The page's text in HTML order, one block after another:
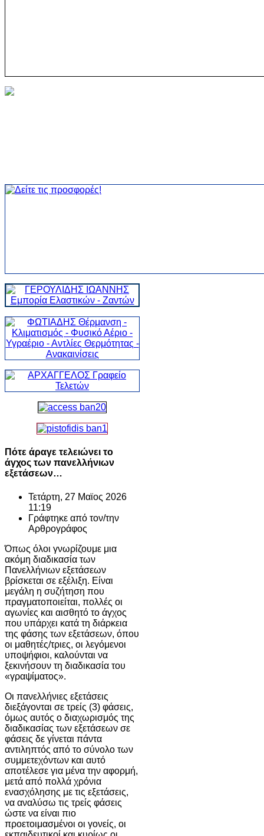
Πότε άραγε τελειώνει το
άγχος των πανελλήνιων
εξετάσεων…
Τετάρτη, 27 Μαϊος 2026
11:19
Γράφτηκε από τον/την
Αρθρογράφος
Όπως όλοι γνωρίζουμε μια
ακόμη διαδικασία των
Πανελλήνιων εξετάσεων
βρίσκεται σε εξέλιξη. Είναι
μεγάλη η συζήτηση που
πραγματοποιείται, πολλές οι
αγωνίες και αισθητό το άγχος
που υπάρχει κατά τη διάρκεια
της φάσης των εξετάσεων, όπου
οι μαθητές/τριες, οι λεγόμενοι
υποψήφιοι, καλούνται να
ξεκινήσουν τη διαδικασία του
«γραψίματος».
Οι πανελλήνιες εξετάσεις
διεξάγονται σε τρείς (3) φάσεις,
όμως αυτός ο διαχωρισμός της
διαδικασίας των εξετάσεων σε
φάσεις δε γίνεται πάντα
αντιληπτός από το σύνολο των
συμμετεχόντων και αυτό
αποτέλεσε για μένα την αφορμή,
μετά από πολλά χρόνια
ενασχόλησης με τις εξετάσεις,
να αναλύσω τις τρείς φάσεις
ώστε να είναι πιο
προετοιμασμένοι οι γονείς, οι